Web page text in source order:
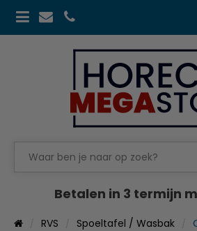
Betalen in 3 termijn
RVS Spoeltafel / Wasbak